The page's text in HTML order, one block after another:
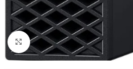
Κάντε κλικ για μεγέθυνση